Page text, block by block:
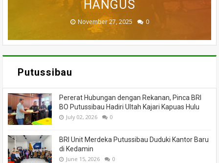
MENINGGAL DUNIA
July 05, 2026 0
HANGUS
November 27, 2025 0
BANTUAN
March 26, 2025 0
API
March 13, 2025 0
MASSA
February 18, 2025 0
Putussibau
Pererat Hubungan dengan Rekanan, Pinca BRI
BO Putussibau Hadiri Ultah Kajari Kapuas Hulu
July 02, 2026 0
BRI Unit Merdeka Putussibau Duduki Kantor Baru
di Kedamin
June 15, 2026 0